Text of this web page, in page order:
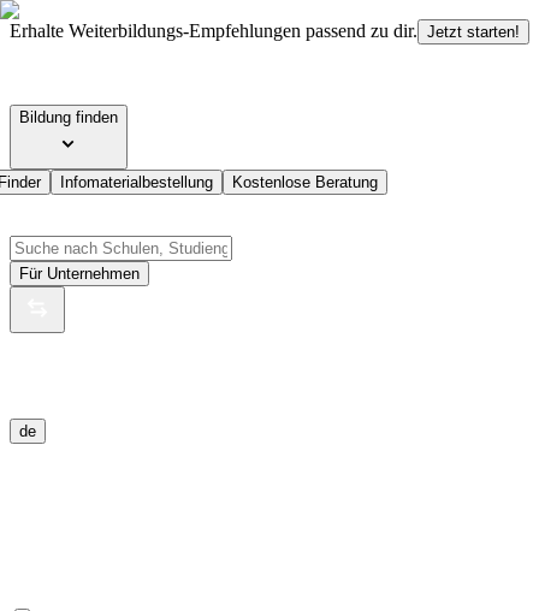
Erhalte Weiterbildungs-Empfehlungen passend zu dir. Jetzt starten!
Bildung finden
Infomaterialbestellung Kostenlose Beratung
Für Unternehmen
de